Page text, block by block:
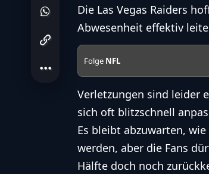
Die Las Vegas Raiders
Abwesenheit effektiv
Folge NFL
Verletzungen sind leider
sich oft blitzschnell
Es bleibt abzuwarten,
werden, aber die Fans
Hälfte doch noch